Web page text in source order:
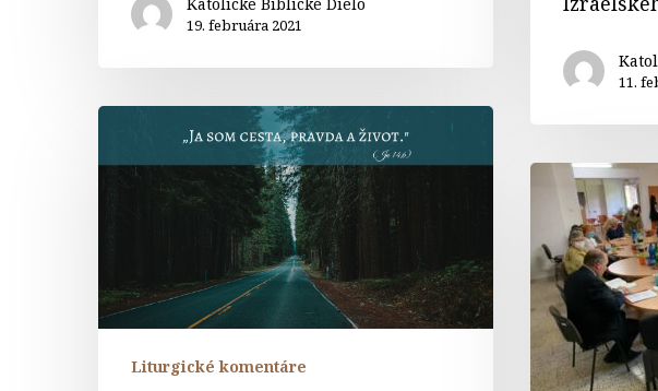
19. februára 2021
11.
Komentáre
textom
Liturgické komentáre
Stretnutia
KBD
v
r.
2020